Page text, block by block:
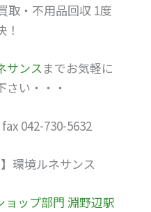
取・不用品回収 1度
！
サンス までお気軽に
さい・・・
042-730-5632
ップ部門 淵野辺駅